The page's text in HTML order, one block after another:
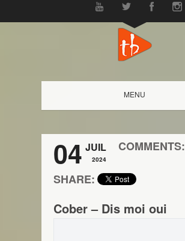
MENU
04 JUIL
2024
COMMENTS:
SHARE:
Cober – Dis moi oui